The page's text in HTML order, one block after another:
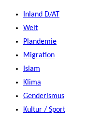
Zum
Inhalt
springen
Inland D/AT
Welt
Plandemie
Migration
Islam
Klima
Genderismus
Kultur / Sport